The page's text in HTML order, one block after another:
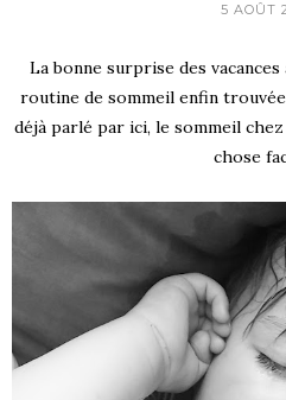
5 AOÛT
La bonne surprise des
routine de sommeil enfin
déjà parlé par ici, le sommeil
chose